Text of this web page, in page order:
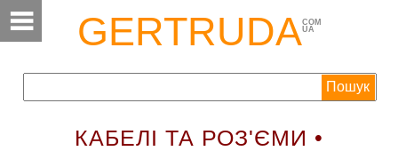
GERTRUDACOM
UA
КАБЕЛІ ТА РОЗ'ЄМИ •